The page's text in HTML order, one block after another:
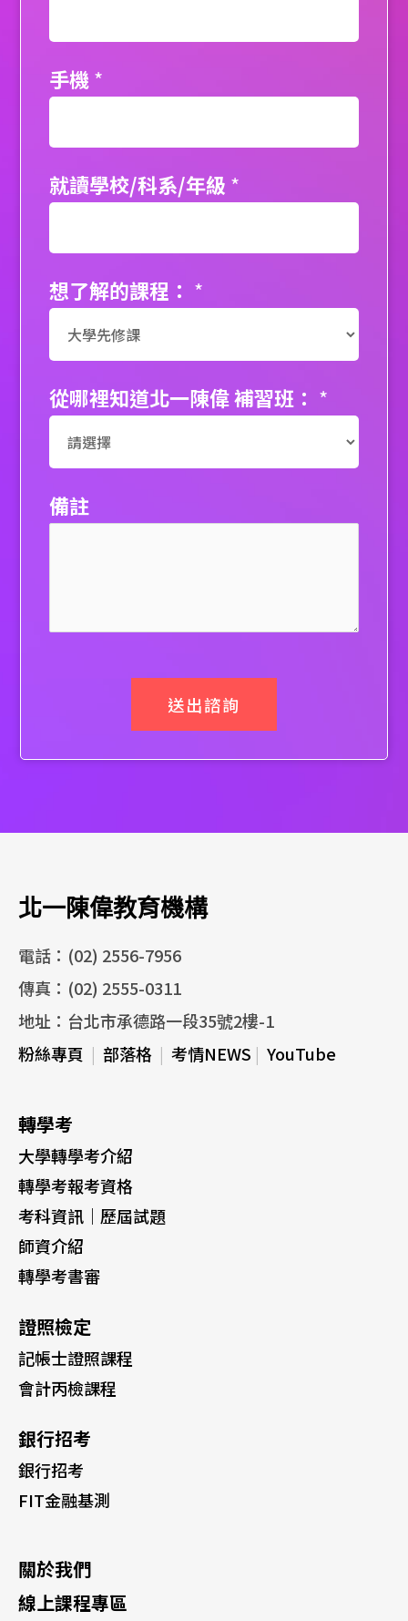
手機*
就讀學校/科系/年級 *
想了解的課程： *
從哪裡知道北一陳偉 補習班： *
備註
送出諮詢
北一陳偉教育機構
電話：(02) 2556-7956
傳真：(02) 2555-0311
地址：台北市承德路一段35號2樓-1
粉絲專頁 | 部落格 | 考情NEWS | YouTube
轉學考
大學轉學考介紹
轉學考報考資格
考科資訊｜歷屆試題
師資介紹
轉學考書審
證照檢定
記帳士證照課程
會計丙檢課程
銀行招考
銀行招考
FIT金融基測
關於我們
線上課程專區